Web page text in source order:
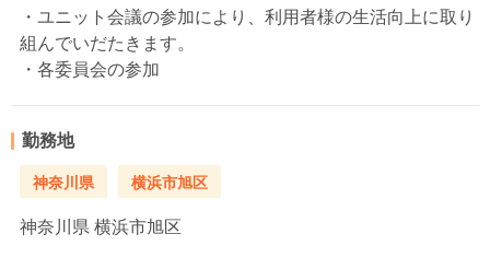
・ユニット会議の参加により、利用者様の生活向上に取り
組んでいだたきます。
・各委員会の参加
勤務地
神奈川県 横浜市旭区
神奈川県 横浜市旭区